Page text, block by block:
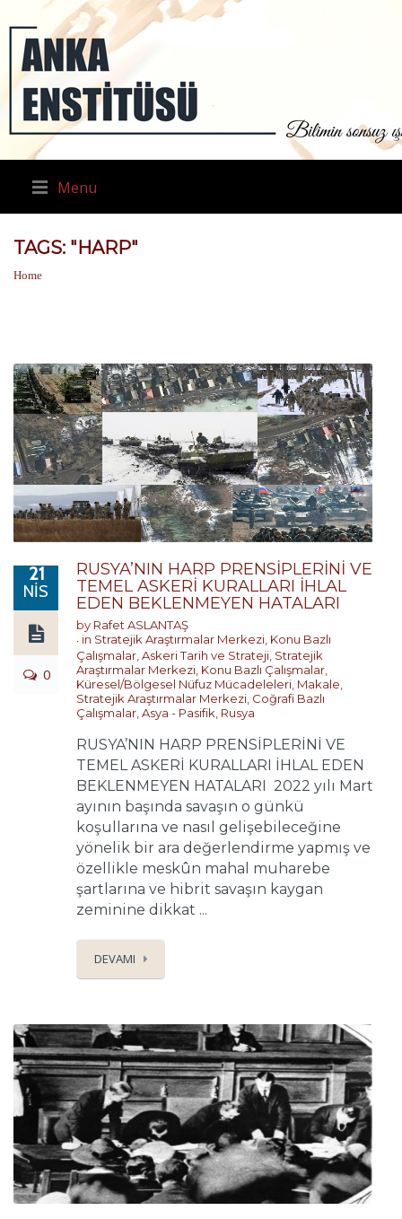
Menu
TAGS: "HARP"
Home
21
NIS
0
RUSYA’NIN HARP PRENSİPLERİNİ VE
TEMEL ASKERİ KURALLARI İHLAL
EDEN BEKLENMEYEN HATALARI
by Rafet ASLANTAŞ
in Stratejik Araştırmalar Merkezi Konu Bazlı
Çalışmalar Askeri Tarih ve Strateji Stratejik
Araştırmalar Merkezi Konu Bazlı Çalışmalar
Küresel/Bölgesel Nüfuz Mücadeleleri Makale
Stratejik Araştırmalar Merkezi Coğrafi Bazlı
Çalışmalar Asya - Pasifik Rusya
RUSYA’NIN HARP PRENSİPLERİNİ VE
TEMEL ASKERİ KURALLARI İHLAL EDEN
BEKLENMEYEN HATALARI 2022 yılı Mart
ayının başında savaşın o günkü
koşullarına ve nasıl gelişebileceğine
yönelik bir ara değerlendirme yapmış ve
özellikle meskûn mahal muharebe
şartlarına ve hibrit savaşın kaygan
zeminine dikkat ...
DEVAMI